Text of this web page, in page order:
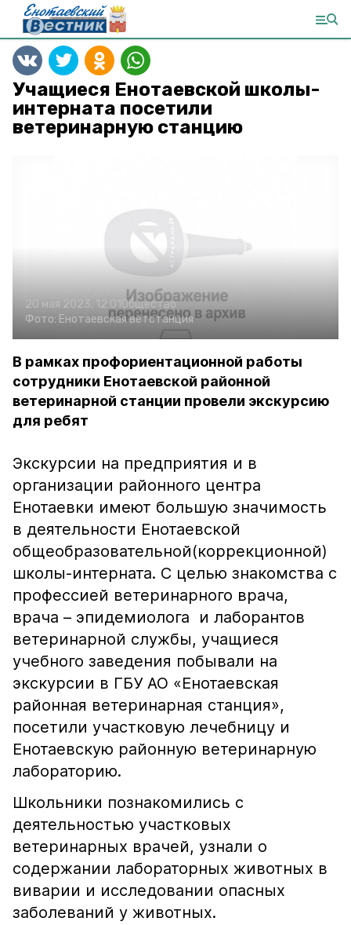
Учащиеся Енотаевской школы-
интерната посетили
ветеринарную станцию
20 мая 2023, 12:01 Общество
Фото: Енотаевская ветстанция
В рамках профориентационной работы
сотрудники Енотаевской районной
ветеринарной станции провели экскурсию
для ребят
Экскурсии на предприятия и в
организации районного центра
Енотаевки имеют большую значимость
в деятельности Енотаевской
общеобразовательной(коррекционной)
школы-интерната. С целью знакомства с
профессией ветеринарного врача,
врача – эпидемиолога и лаборантов
ветеринарной службы, учащиеся
учебного заведения побывали на
экскурсии в ГБУ АО «Енотаевская
районная ветеринарная станция»,
посетили участковую лечебницу и
Енотаевскую районную ветеринарную
лабораторию.
Школьники познакомились с
деятельностью участковых
ветеринарных врачей, узнали о
содержании лабораторных животных в
виварии и исследовании опасных
заболеваний у животных.